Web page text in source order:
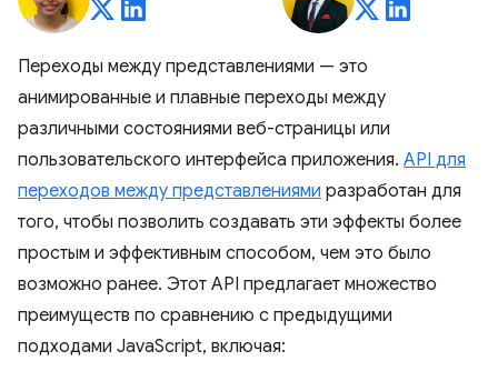
Переходы между представлениями — это
анимированные и плавные переходы между
различными состояниями веб-страницы или
пользовательского интерфейса приложения. API для
переходов между представлениями разработан для
того, чтобы позволить создавать эти эффекты более
простым и эффективным способом, чем это было
возможно ранее. Этот API предлагает множество
преимуществ по сравнению с предыдущими
подходами JavaScript, включая: